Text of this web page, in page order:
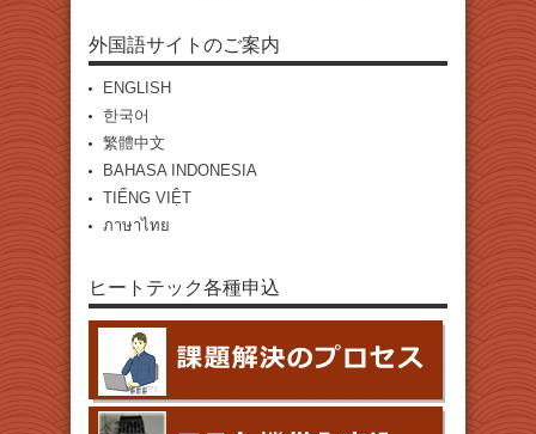
外国語サイトのご案内
ENGLISH
한국어
繁體中文
BAHASA INDONESIA
TIẾNG VIỆT
ภาษาไทย
ヒートテック各種申込